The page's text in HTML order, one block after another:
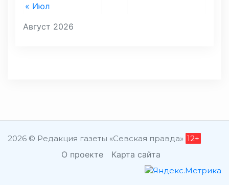
Август 2026
« Июл
2026 © Редакция газеты «Севская правда» 12+
О проекте Карта сайта